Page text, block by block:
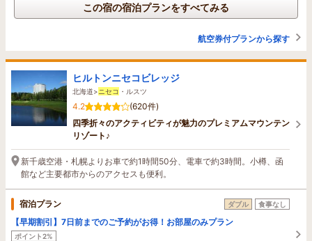
この宿の宿泊プランをすべてみる
航空券付プランから探す
ヒルトンニセコビレッジ
北海道> ニセコ ・ルスツ
4.2
(620件)
四季折々のアクティビティが魅力のプレミアムマウンテン
リゾート♪
新千歳空港・札幌よりお車で約1時間50分、電車で約3時間。小樽、函
館など主要都市からのアクセスも便利。
宿泊プラン ダブル 食事なし
【早期割引】7日前までのご予約がお得！お部屋のみプラン
ポイント2%